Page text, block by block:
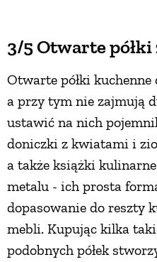
3/5 Otwarte
Otwarte półki
a przy tym nie zajmują
ustawić na nich
doniczki z kwiatami i
a także książki
metalu - ich prosta
dopasowanie do reszty
mebli. Kupując kilka
podobnych półek